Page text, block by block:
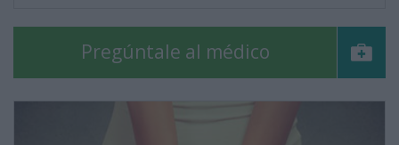
Pregúntale al médico